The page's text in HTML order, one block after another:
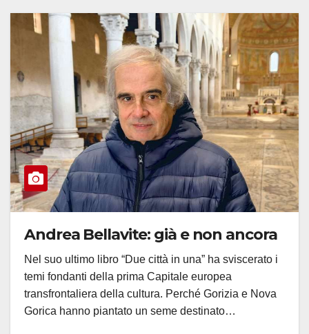
Andrea Bellavite: già e non ancora
Nel suo ultimo libro “Due città in una” ha sviscerato i
temi fondanti della prima Capitale europea
transfrontaliera della cultura. Perché Gorizia e Nova
Gorica hanno piantato un seme destinato…